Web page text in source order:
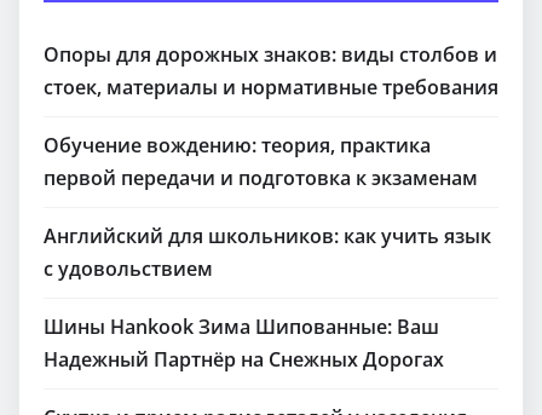
Опоры для дорожных знаков: виды столбов и
стоек, материалы и нормативные требования
Обучение вождению: теория, практика
первой передачи и подготовка к экзаменам
Английский для школьников: как учить язык
с удовольствием
Шины Hankook Зима Шипованные: Ваш
Надежный Партнёр на Снежных Дорогах